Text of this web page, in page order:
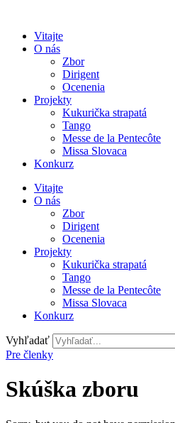
obsah
Vitajte
O nás
Zbor
Dirigent
Ocenenia
Projekty
Kukurička strapatá
Tango
Messe de la Pentecôte
Missa Slovaca
Konkurz
Vitajte
O nás
Zbor
Dirigent
Ocenenia
Projekty
Kukurička strapatá
Tango
Messe de la Pentecôte
Missa Slovaca
Konkurz
Vyhľadať
Pre členky
Skúška zboru